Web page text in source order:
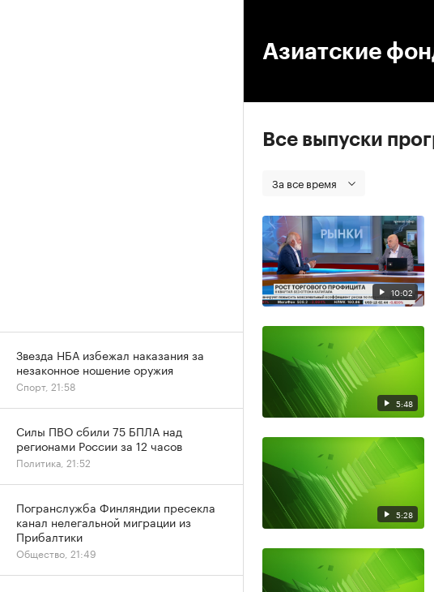
Азиатские
Все выпуски
За все время
10:02
5:48
5:28
Звезда НБА избежал наказания за
незаконное ношение оружия
Спорт, 21:58
Силы ПВО сбили 75 БПЛА над
регионами России за 12 часов
Политика, 21:52
Погранслужба Финляндии пресекла
канал нелегальной миграции из
Прибалтики
Общество, 21:49